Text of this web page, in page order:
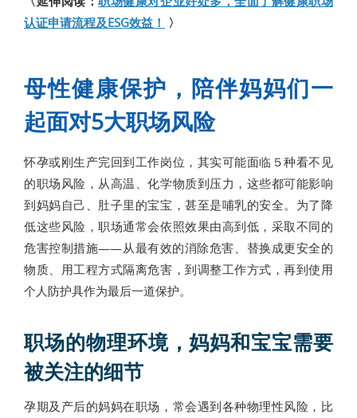
认证申请流程及ESG效益！ 〉
母性健康保护，陪伴妈妈们一
起面对5大职场风险
怀孕或刚生产完回到工作岗位，其实可能面临５种看不见
的职场风险，从高温、化学物质到压力，这些都可能影响
到妈妈自己、肚子里的宝宝，甚至是哺乳的安全。为了降
低这些风险，职场通常会依照效果由高到低，采取不同的
危害控制措施——从最有效的消除危害、替换成更安全的
物质、用工程方式隔离危害，到调整工作方式，再到使用
个人防护具作为最后一道保护。
职场的物理环境，妈妈和宝宝需要
被关注的细节
孕期及产后的妈妈在职场，常会遇到各种物理性风险，比